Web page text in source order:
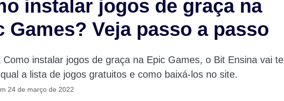
instalar jogos de graça na
Games? Veja passo a passo
Como instalar jogos de graça na Epic Games, o Bit Ensina vai te
a lista de jogos gratuitos e como baixá-los no site.
24 de março de 2022